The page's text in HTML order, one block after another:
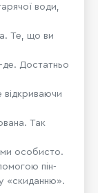
води,
Те, що ви
Достатньо
Так
особисто.
пін-
«скиданню».